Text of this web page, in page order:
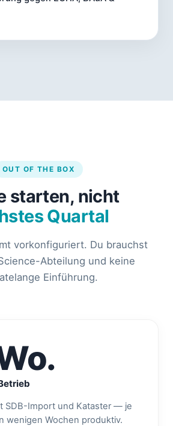
OUT OF THE BOX
starten, nicht
Quartal
vorkonfiguriert. Du brauchst
Abteilung und keine
Einführung.
SDB-Import und Kataster — je
wenigen Wochen produktiv.